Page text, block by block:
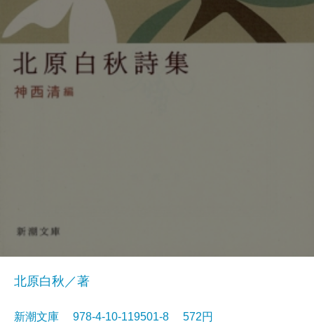
北原白秋／著
新潮文庫 978-4-10-119501-8 572円